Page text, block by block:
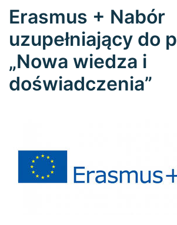
Erasmus + Nabór
uzupełniający do
„Nowa wiedza i
doświadczenia”